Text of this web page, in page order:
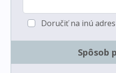
Doručiť na inú
Spôsob